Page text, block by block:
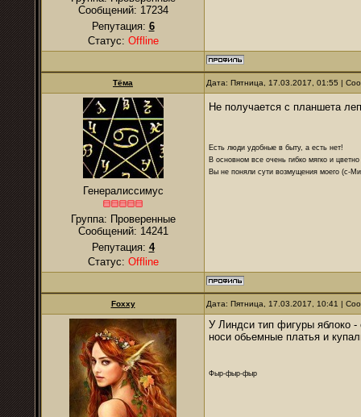
Сообщений: 17234
Репутация: 6
Статус: Offline
Тёма Дата: Пятница, 17.03.2017, 01:55 |
Генералиссимус
Группа: Проверенные
Сообщений: 14241
Репутация: 4
Статус: Offline
Не получается с планшета
Есть люди удобные в быту, а есть нет!
В основном все очень гибко мягко и цветно
Вы не поняли сути возмущения моего (с-
Foxxy Дата: Пятница, 17.03.2017, 10:41 |
У Линдси тип фигуры яблоко -
носи обьемные платья и
Фыр-фыр-фыр